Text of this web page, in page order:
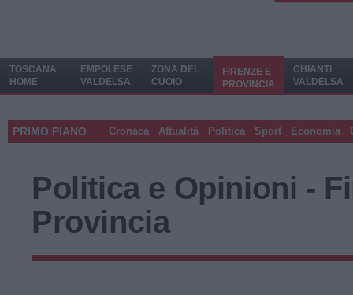
TOSCANA
HOME
EMPOLESE
VALDELSA
ZONA DEL
CUOIO
FIRENZE E
PROVINCIA
CHIANTI
VALDELSA
PRIMO PIANO Cronaca Attualità Politica Sport Economia
Politica e Opinioni -
Provincia